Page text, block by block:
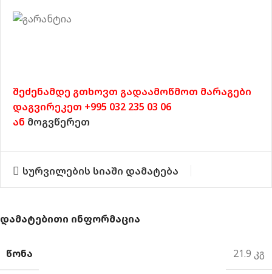
შეძენამდე გთხოვთ გადაამოწმოთ მარაგები
დაგვირეკეთ +995 032 235 03 06
ან მოგვწერეთ
სურვილების სიაში დამატება
ᲓᲐᲛᲐᲢᲔᲑᲘᲗᲘ ᲘᲜᲤᲝᲠᲛᲐᲪᲘᲐ
ᲬᲝᲜᲐ 21.9 კგ